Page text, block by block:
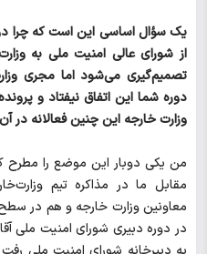
یک سؤال اساسی این است که چرا
از شورای عالی امنیت ملی به
تصمیم‌گیری می‌شود اما مجری
دوره شما این اتفاق نیفتاد و
وزارت خارجه این چنین فعالانه
من یکی دوبار این موضع را مطرح
معاونین وزارت خارجه و هم در
در دوره دبیری شورای امنیت ملی